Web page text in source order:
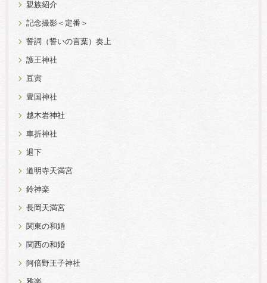
親族紹介
記念撮影＜定番＞
誓詞（誓いの言葉）奏上
護王神社
豆寅
豊国神社
越木岩神社
車折神社
退下
道明寺天満宮
鈴神楽
長岡天満宮
関東の和婚
関西の和婚
阿倍野王子神社